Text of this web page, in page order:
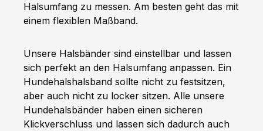
Halsumfang zu messen. Am besten geht das mit
einem flexiblen Maßband.
Unsere Halsbänder sind einstellbar und lassen
sich perfekt an den Halsumfang anpassen. Ein
Hundehalshalsband sollte nicht zu festsitzen,
aber auch nicht zu locker sitzen. Alle unsere
Hundehalsbänder haben einen sicheren
Klickverschluss und lassen sich dadurch auch